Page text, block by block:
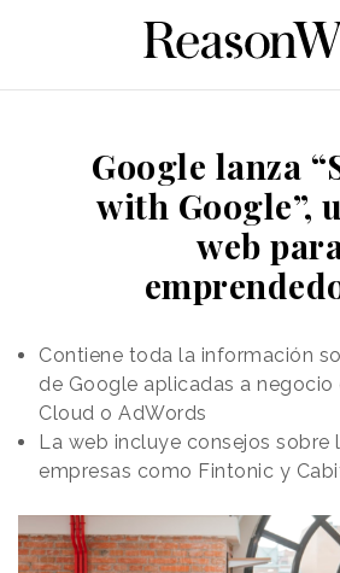
Google lanza
with Google”,
web
Contiene toda la información
de Google aplicadas a
Cloud o AdWords
La web incluye consejos sobre
empresas como Fintonic y